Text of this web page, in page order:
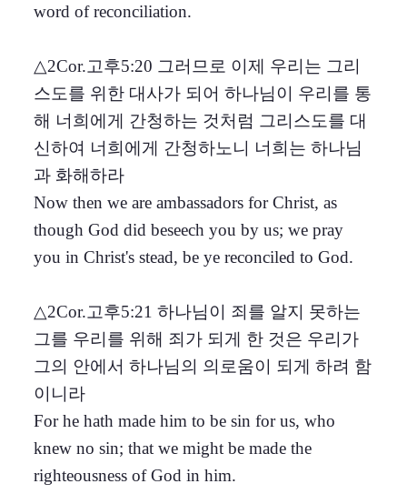
word of reconciliation.
△2Cor.고후5:20 그러므로 이제 우리는 그리
스도를 위한 대사가 되어 하나님이 우리를 통
해 너희에게 간청하는 것처럼 그리스도를 대
신하여 너희에게 간청하노니 너희는 하나님
과 화해하라
Now then we are ambassadors for Christ, as
though God did beseech you by us; we pray
you in Christ's stead, be ye reconciled to God.
△2Cor.고후5:21 하나님이 죄를 알지 못하는
그를 우리를 위해 죄가 되게 한 것은 우리가
그의 안에서 하나님의 의로움이 되게 하려 함
이니라
For he hath made him to be sin for us, who
knew no sin; that we might be made the
righteousness of God in him.